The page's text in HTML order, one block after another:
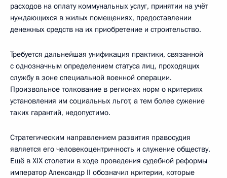
расходов на оплату коммунальных услуг, принятии на учёт
нуждающихся в жилых помещениях, предоставлении
денежных средств на их приобретение и строительство.
Требуется дальнейшая унификация практики, связанной
с однозначным определением статуса лиц, проходящих
службу в зоне специальной военной операции.
Произвольное толкование в регионах норм о критериях
установления им социальных льгот, а тем более сужение
таких гарантий, недопустимо.
Стратегическим направлением развития правосудия
является его человекоцентричность и служение обществу.
Ещё в XIX столетии в ходе проведения судебной реформы
император Александр II обозначил критерии, которые